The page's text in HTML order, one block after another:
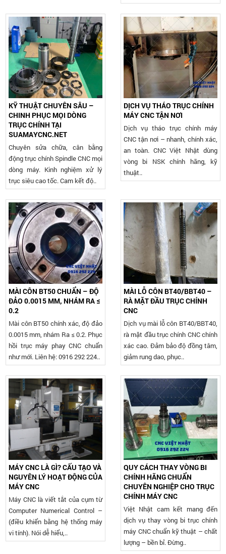
KỸ THUẬT CHUYÊN SÂU –
CHINH PHỤC MỌI DÒNG
TRỤC CHÍNH TẠI
SUAMAYCNC.NET
Chuyên sửa chữa, cân bằng
động trục chính Spindle CNC mọi
dòng máy. Kinh nghiệm xử lý
trục siêu cao tốc. Cam kết độ..
DỊCH VỤ THÁO TRỤC CHÍNH
MÁY CNC TẬN NƠI
Dịch vụ tháo trục chính máy
CNC tận nơi – nhanh, chính xác,
an toàn. CNC Việt Nhật dùng
vòng bi NSK chính hãng, kỹ
thuật..
MÀI CÔN BT50 CHUẨN – ĐỘ
ĐẢO 0.0015 MM, NHÁM RA ≤
0.2
Mài côn BT50 chính xác, độ đảo
0.0015 mm, nhám Ra ≤ 0.2. Phục
hồi trục máy phay CNC chuẩn
như mới. Liên hệ: 0916 292 224..
MÀI LỖ CÔN BT40/BBT40 –
RÀ MẶT ĐẦU TRỤC CHÍNH
CNC
Dịch vụ mài lỗ côn BT40/BBT40,
rà mặt đầu trục chính CNC chính
xác cao. Đảm bảo độ đồng tâm,
giảm rung dao, phục..
MÁY CNC LÀ GÌ? CẤU TẠO VÀ
NGUYÊN LÝ HOẠT ĐỘNG CỦA
MÁY CNC
Máy CNC là viết tắt của cụm từ
Computer Numerical Control –
(điều khiển bằng hệ thống máy
vi tính). Nói dễ hiểu,..
QUY CÁCH THAY VÒNG BI
CHÍNH HÃNG CHUẨN
CHUYÊN NGHIỆP CHO TRỤC
CHÍNH MÁY CNC
Việt Nhật cam kết mang đến
dịch vụ thay vòng bi trục chính
máy CNC chuẩn kỹ thuật – chất
lượng – bền bỉ. Đừng..